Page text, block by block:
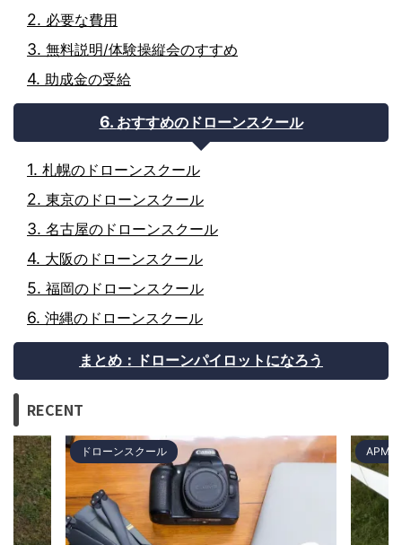
必要な費用
無料説明/体験操縦会のすすめ
助成金の受給
おすすめのドローンスクール
札幌のドローンスクール
東京のドローンスクール
名古屋のドローンスクール
大阪のドローンスクール
福岡のドローンスクール
沖縄のドローンスクール
まとめ：ドローンパイロットになろう
RECENT
ドローンスクール APM：ArduPilot